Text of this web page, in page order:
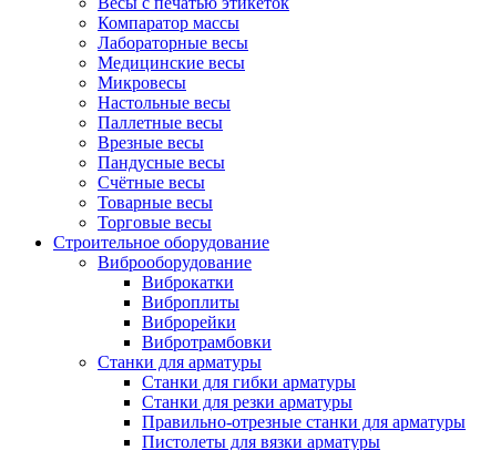
Компаратор массы
Лабораторные весы
Медицинские весы
Микровесы
Настольные весы
Паллетные весы
Врезные весы
Пандусные весы
Счётные весы
Товарные весы
Торговые весы
Строительное оборудование
Виброоборудование
Виброкатки
Виброплиты
Виброрейки
Вибротрамбовки
Станки для арматуры
Станки для гибки арматуры
Станки для резки арматуры
Правильно-отрезные станки для арматуры
Пистолеты для вязки арматуры